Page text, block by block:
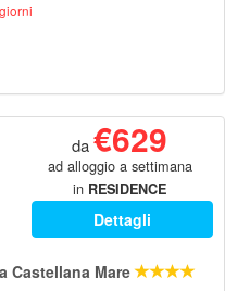
da€629
ad alloggio a settimana
in RESIDENCE
Dettagli
Castellana Mare